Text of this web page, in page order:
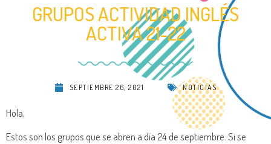
GRUPOS ACTIVIDAD INGLÉS
ACTIVA 21-22
SEPTIEMBRE 26, 2021 NOTICIAS
Hola,
Estos son los grupos que se abren a día 24 de septiembre. Si se